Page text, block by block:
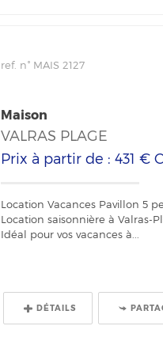
ref. n° MAIS 2127
Maison
VALRAS PLAGE
Prix à partir de : 431 €
Location Vacances Pavillon 5
Location saisonnière à Valras-
Idéal pour vos vacances à...
DÉTAILS